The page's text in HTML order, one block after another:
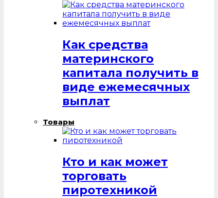
Как средства
материнского
капитала получить в
виде ежемесячных
выплат
Товары
Кто и как может
торговать
пиротехникой